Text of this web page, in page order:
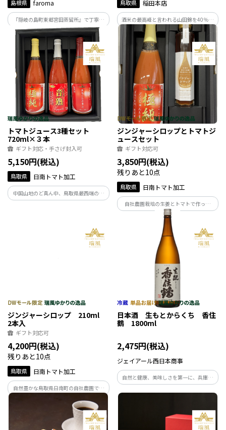
島根県 faroma
『隠岐の島町東郷宮田蒸留所』で丁寧に
抽出した、希少なエッセンシャルオイ
ル。木部と、枝葉を別々に蒸留し、2種の
香りを抽出しています。 ～樹木の凛とし
た強さと 趣ある華やかな いにしえの森の
香り～
鳥取県 稲田本店
酒米の最高峰と言われる山田錦を40％ま
で磨いた大吟醸酒。フルーティーな香り
が際立ちながらスッキリ感とあとキレの
良さを出した辛口の大吟醸酒です。
トマトジュース3種セット
720ml×３本
ギフト対応・手さげ封入可
5,150円(税込)
鳥取県 日南トマト加工
中国山地のど真ん中、鳥取県最西端の自
然豊かなトマトの名産地日南町のトマト
ジンジャーシロップとトマトジ
ュースセット
ギフト対応可
3,850円(税込)
残りあと10点
鳥取県 日南トマト加工
自社農園栽培の生姜とトマトで作った
『ジンジャーシロップ』と無塩のトマト
ジュース『極純』をセットにしました。
ジンジャーシロップ 210ml
2本入
ギフト対応可
4,200円(税込)
残りあと10点
鳥取県 日南トマト加工
自然豊かな鳥取県日南町の自社農園で栽
を、自社工場で1釜1釜じっくり煮詰めて
手作りした、こだわりのジンジャーシロ
ップをお届け致します。
日本酒 生もとからくち 香住
鶴 1800ml
2,475円(税込)
ジェイアール西日本商事
自然と健康、美味しさを第一に、兵庫県
産米を100％使用し、伝統技法「生もと」
で手間暇かけ、きめの細やかさと深い味